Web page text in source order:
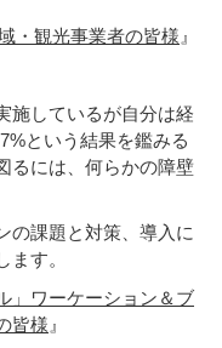
・観光事業者の皆様 』
施しているが自分は経
という結果を鑑みる
るには、何らかの障壁
の課題と対策、導入に
す。
」ワーケーション＆ブ
皆様 』